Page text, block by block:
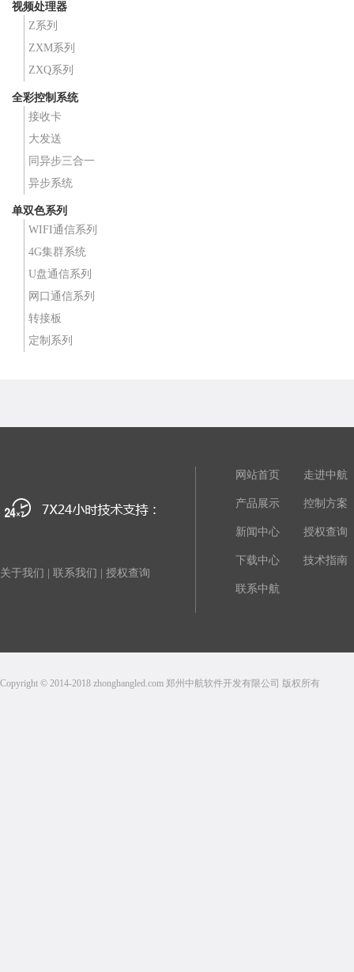
视频处理器
Z系列
ZXM系列
ZXQ系列
全彩控制系统
接收卡
大发送
同异步三合一
异步系统
单双色系列
WIFI通信系列
4G集群系统
U盘通信系列
网口通信系列
转接板
定制系列
关于我们 联系我们 授权查询
网站首页 走进中航
产品展示 控制方案
新闻中心 授权查询
下载中心 技术指南
联系中航
Copyright © 2014-2018 zhonghangled.com 郑州中航软件开发有限公司 版权所有